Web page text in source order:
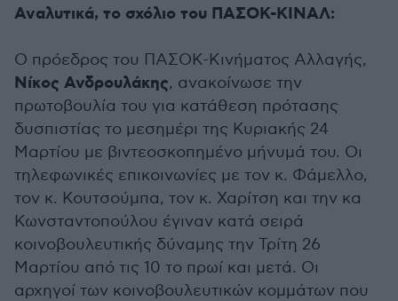
Αναλυτικά, το σχόλιο του ΠΑΣΟΚ-ΚΙΝΑΛ:
Ο πρόεδρος του ΠΑΣΟΚ-Κινήματος Αλλαγής,
Νίκος Ανδρουλάκης, ανακοίνωσε την
πρωτοβουλία του για κατάθεση πρότασης
δυσπιστίας το μεσημέρι της Κυριακής 24
Μαρτίου με βιντεοσκοπημένο μήνυμά του. Οι
τηλεφωνικές επικοινωνίες με τον κ. Φάμελλο,
τον κ. Κουτσούμπα, τον κ. Χαρίτση και την κα
Κωνσταντοπούλου έγιναν κατά σειρά
κοινοβουλευτικής δύναμης την Τρίτη 26
Μαρτίου από τις 10 το πρωί και μετά. Οι
αρχηγοί των κοινοβουλευτικών κομμάτων που